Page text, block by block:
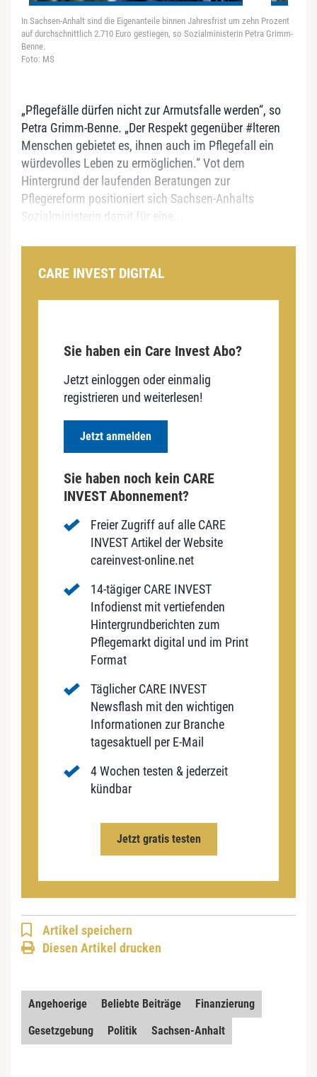
In Sachsen-Anhalt sind die Eigenanteile binnen Jahresfrist um zehn Prozent
auf durchschnittlich 2.710 Euro gestiegen, so Sozialministerin Petra Grimm-
Benne.
Foto: MS
„Pflegefälle dürfen nicht zur Armutsfalle werden“, so
Petra Grimm-Benne. „Der Respekt gegenüber #lteren
Menschen gebietet es, ihnen auch im Pflegefall ein
würdevolles Leben zu ermöglichen.“ Vot dem
Hintergrund der laufenden Beratungen zur
Pflegereform positioniert sich Sachsen-Anhalts
Sozialministerin damit für eine...
CARE INVEST DIGITAL
Sie haben ein Care Invest Abo?
Jetzt einloggen oder einmalig
registrieren und weiterlesen!
Jetzt anmelden
Sie haben noch kein CARE
INVEST Abonnement?
Freier Zugriff auf alle CARE
INVEST Artikel der Website
careinvest-online.net
14-tägiger CARE INVEST
Infodienst mit vertiefenden
Hintergrundberichten zum
Pflegemarkt digital und im Print
Format
Täglicher CARE INVEST
Newsflash mit den wichtigen
Informationen zur Branche
tagesaktuell per E-Mail
4 Wochen testen & jederzeit
kündbar
Jetzt gratis testen
Artikel speichern
Diesen Artikel drucken
Angehoerige Beliebte Beiträge
Finanzierung
Gesetzgebung
Politik Sachsen-Anhalt